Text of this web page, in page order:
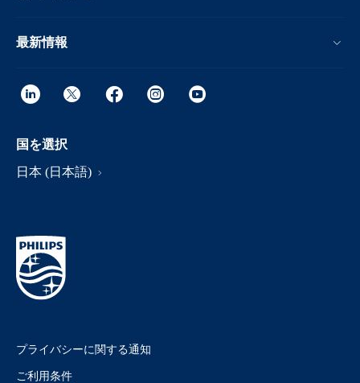
最新情報
国を選択
日本 (日本語)
プライバシーに関する通知
ご利用条件